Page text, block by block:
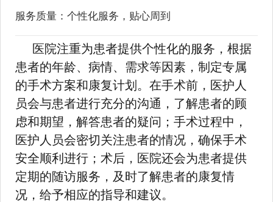
服务质量：个性化服务，贴心周到
医院注重为患者提供个性化的服务，根据
患者的年龄、病情、需求等因素，制定专属
的手术方案和康复计划。在手术前，医护人
员会与患者进行充分的沟通，了解患者的顾
虑和期望，解答患者的疑问；手术过程中，
医护人员会密切关注患者的情况，确保手术
安全顺利进行；术后，医院还会为患者提供
定期的随访服务，及时了解患者的康复情
况，给予相应的指导和建议。